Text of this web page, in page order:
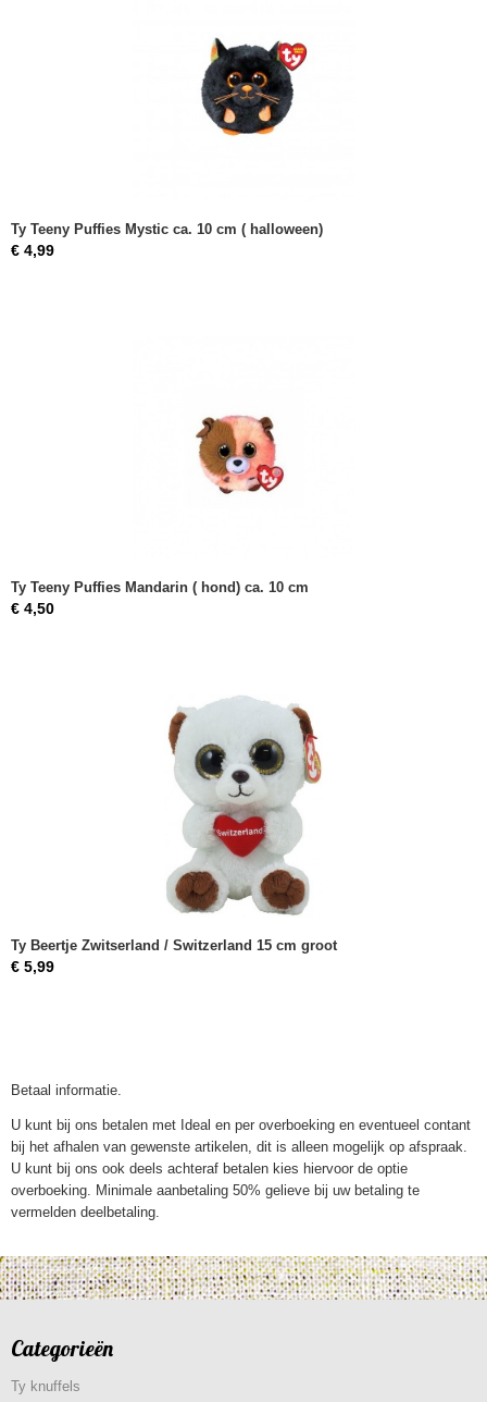
Ty Teeny Puffies Mystic ca. 10 cm ( halloween)
€ 4,99
Ty Teeny Puffies Mandarin ( hond) ca. 10 cm
€ 4,50
Ty Beertje Zwitserland / Switzerland 15 cm groot
€ 5,99
Betaal informatie.
U kunt bij ons betalen met Ideal en per overboeking en eventueel contant
bij het afhalen van gewenste artikelen, dit is alleen mogelijk op afspraak.
U kunt bij ons ook deels achteraf betalen kies hiervoor de optie
overboeking. Minimale aanbetaling 50% gelieve bij uw betaling te
vermelden deelbetaling.
Categorieën
Ty knuffels